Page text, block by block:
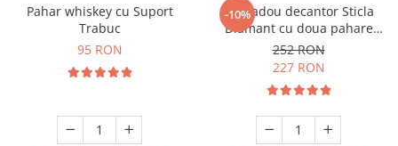
Pahar whiskey cu Suport
Trabuc
95 RON
-10%
Set cadou decantor Sticla
Diamant cu doua pahare
Deluxe
252 RON
227 RON